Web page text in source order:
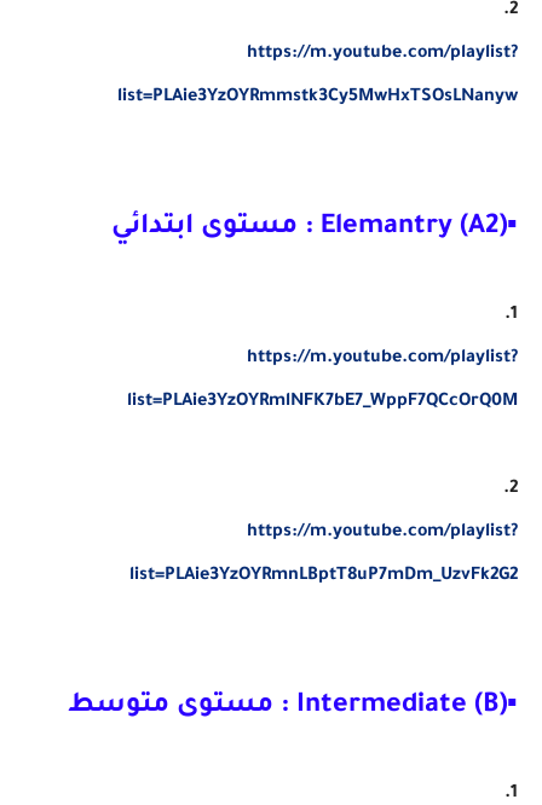
2.
https://m.youtube.com/playlist?
list=PLAie3YzOYRmmstk3Cy5MwHxTSOsLNanyw
▪Elemantry (A2) : مستوى ابتدائي
1.
https://m.youtube.com/playlist?
list=PLAie3YzOYRmlNFK7bE7_WppF7QCcOrQ0M
2.
https://m.youtube.com/playlist?
list=PLAie3YzOYRmnLBptT8uP7mDm_UzvFk2G2
▪Intermediate (B) : مستوى متوسط
1.